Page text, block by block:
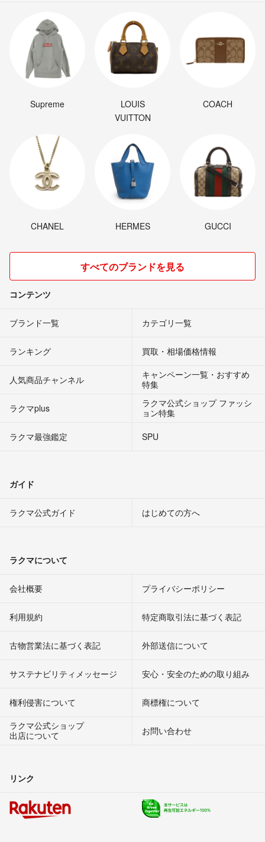
Supreme
LOUIS
VUITTON
COACH
CHANEL HERMES GUCCI
すべてのブランドを見る
コンテンツ
ブランド一覧 カテゴリ一覧
ランキング 買取・相場価格情報
人気商品チャンネル
キャンペーン一覧・おすすめ
特集
ラクマplus
ラクマ公式ショップ ファッシ
ョン特集
ラクマ最強鑑定
SPU
ガイド
ラクマ公式ガイド はじめての方へ
ラクマについて
会社概要 プライバシーポリシー
利用規約 特定商取引法に基づく表記
古物営業法に基づく表記 外部送信について
サステナビリティメッセージ 安心・安全のための取り組み
権利侵害について
商標権について
ラクマ公式ショップ
出店について
お問い合わせ
リンク